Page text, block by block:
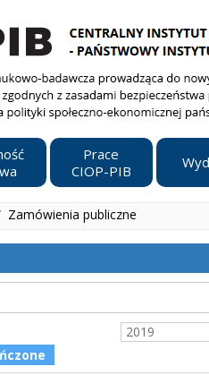
Prace
CIOP-PIB
Zamówienia publiczne
2019